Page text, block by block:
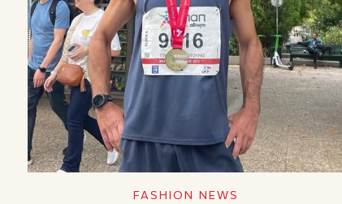
FASHION NEWS